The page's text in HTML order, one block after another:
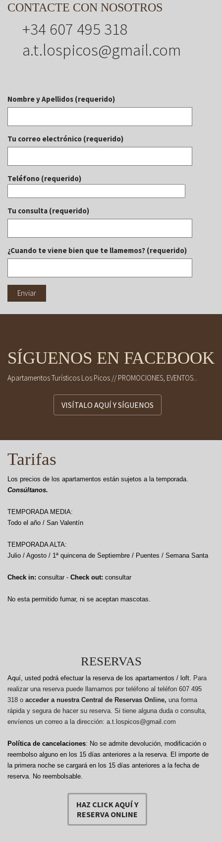
CONTACTE CON NOSOTROS
+34 607 495 318
a.t.lospicos@gmail.com
Nombre y Apellidos (requerido)
Tu correo electrónico (requerido)
Teléfono (requerido)
Tu consulta (requerido)
¿Cuando te viene bien que te llamemos? (requerido)
SÍGUENOS EN FACEBOOK
Apartamentos Turísticos Los Picos // PROMOCIONES, EVENTOS...
VISÍTALO AQUÍ Y SÍGUENOS
Tarifas
Los precios de los apartamentos están sujetos a la temporada.
Consúltanos.
TEMPORADA MEDIA:
Todo el año / San Valentín
TEMPORADA ALTA:
Julio / Agosto / 1ª quincena de Septiembre / Puentes / Semana Santa
Check in: consultar - Check out: consultar
No esta permitido fumar, ni se aceptan mascotas.
RESERVAS
Aquí, usted podrá efectuar la reserva de los apartamentos / loft. Para
realizar una reserva puede llamarnos por teléfono al teléfon 607 495
318 o acceder a nuestra Central de Reservas Online, una forma
rápida y segura de hacer su reserva. Si tiene alguna duda o consulta,
envíenos un correo a la dirección: a.t.lospicos@gmail.com
Política de cancelaciones: No se admite devolución, modificación o
reembolso alguno en los 15 días anteriores a la reserva. El importe de
la primera noche se cargará en los 15 días anteriores a la fecha de
reserva. No reembolsable.
HAZ CLICK AQUÍ Y
RESERVA ONLINE